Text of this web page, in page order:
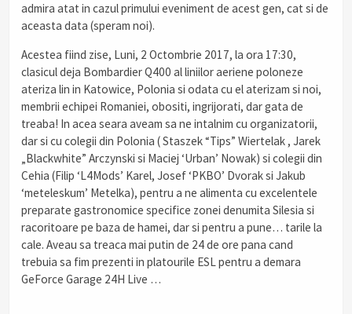
admira atat in cazul primului eveniment de acest gen, cat si de
aceasta data (speram noi).
Acestea fiind zise, Luni, 2 Octombrie 2017, la ora 17:30,
clasicul deja Bombardier Q400 al liniilor aeriene poloneze
ateriza lin in Katowice, Polonia si odata cu el aterizam si noi,
membrii echipei Romaniei, obositi, ingrijorati, dar gata de
treaba! In acea seara aveam sa ne intalnim cu organizatorii,
dar si cu colegii din Polonia ( Staszek “Tips” Wiertelak , Jarek
„Blackwhite” Arczynski si Maciej ‘Urban’ Nowak) si colegii din
Cehia (Filip ‘L4Mods’ Karel, Josef ‘PKBO’ Dvorak si Jakub
‘meteleskum’ Metelka), pentru a ne alimenta cu excelentele
preparate gastronomice specifice zonei denumita Silesia si
racoritoare pe baza de hamei, dar si pentru a pune… tarile la
cale. Aveau sa treaca mai putin de 24 de ore pana cand
trebuia sa fim prezenti in platourile ESL pentru a demara
GeForce Garage 24H Live …